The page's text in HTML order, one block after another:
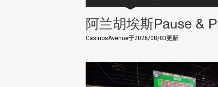
阿兰胡埃斯Pause &
CasinosAvenue于2026/08/03更新